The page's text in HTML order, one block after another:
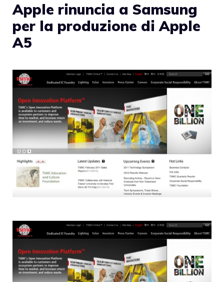
Apple rinuncia a Samsung
per la produzione di Apple
A5